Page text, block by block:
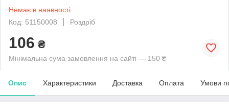
Немає в наявності
Код: 51150008
Роздріб
106 ₴
Мінімальна сума замовлення на сайті — 150 ₴
Опис Характеристики Доставка Оплата Умови